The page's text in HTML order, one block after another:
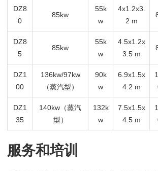
DZ8
0
85kw
55k
w
4x1.2x3.
2 m
DZ8
5
85kw
55k
w
4.5x1.2x
3.5 m
DZ1
00
136kw/97kw
（蒸汽型）
90k
w
6.9x1.5x
4.2 m
DZ1
35
140kw（蒸汽
型）
132k
w
7.5x1.5x
4.5 m
服务和培训